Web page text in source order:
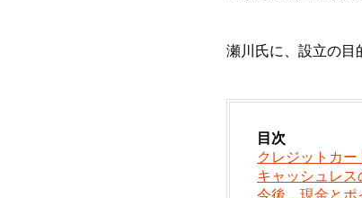
瀬川氏に、設立の目
目次
クレジットカー
キャッシュレ
今後、現金とポ